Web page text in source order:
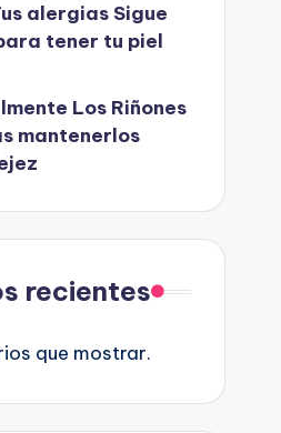
alergias Sigue
tener tu piel
Los Riñones
mantenerlos
recientes
que mostrar.